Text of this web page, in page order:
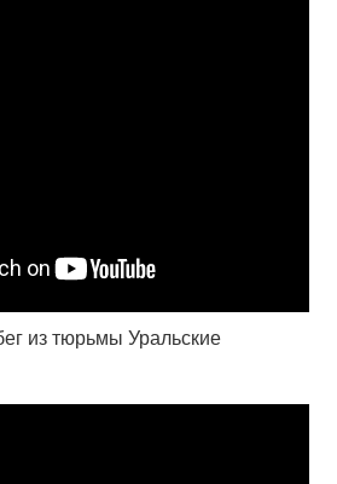
из тюрьмы Уральские